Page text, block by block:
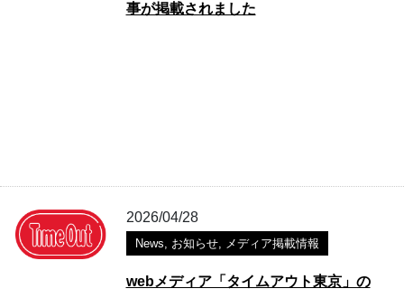
事が掲載されました
2026/04/28
News, お知らせ, メディア掲載情報
webメディア「タイムアウト東京」の